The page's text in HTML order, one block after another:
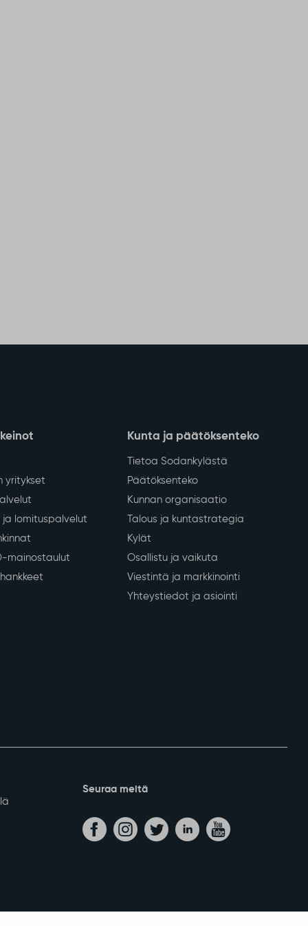
yritykset
lomituspalvelut
mainostaulut
Kunta ja päätöksenteko
Tietoa Sodankylästä
Päätöksenteko
Kunnan organisaatio
Talous ja kuntastrategia
Kylät
Osallistu ja vaikuta
Viestintä ja markkinointi
Yhteystiedot ja asiointi
Seuraa meitä